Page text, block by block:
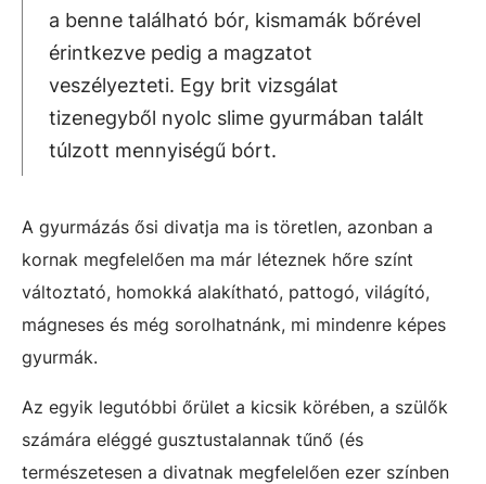
a benne található bór, kismamák bőrével
érintkezve pedig a magzatot
veszélyezteti. Egy brit vizsgálat
tizenegyből nyolc slime gyurmában talált
túlzott mennyiségű bórt.
A gyurmázás ősi divatja ma is töretlen, azonban a
kornak megfelelően ma már léteznek hőre színt
változtató, homokká alakítható, pattogó, világító,
mágneses és még sorolhatnánk, mi mindenre képes
gyurmák.
Az egyik legutóbbi őrület a kicsik körében, a szülők
számára eléggé gusztustalannak tűnő (és
természetesen a divatnak megfelelően ezer színben